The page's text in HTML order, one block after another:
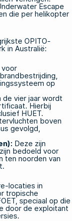
Escape
die per helikopter
OPITO-
in Australië:
op
de vier jaar wordt
Hierbij
HUET.
boven
gevolgd,
: Deze zijn
bedoeld voor
ten noorden van
locaties in
tropische
speciaal op die
door de exploitant